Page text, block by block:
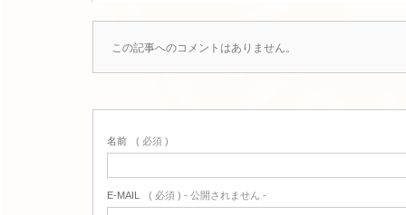
この記事へのコメントはありません。
名前 ( 必須 )
E-MAIL ( 必須 ) - 公開されません -